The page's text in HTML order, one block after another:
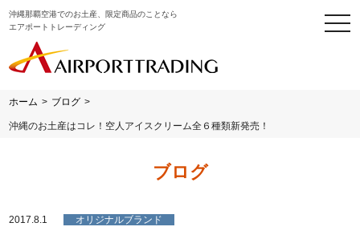
沖縄那覇空港でのお土産、限定商品のことなら
エアポートトレーディング
ホーム > ブログ >
沖縄のお土産はコレ！空人アイスクリーム全６種類新発売！
ブログ
2017.8.1 オリジナルブランド